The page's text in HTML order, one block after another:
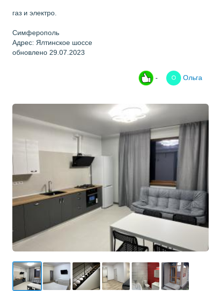
газ и электро.
Симферополь
Адрес: Ялтинское шоссе
обновлено 29.07.2023
- Ольга